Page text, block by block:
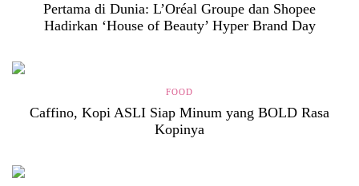
Pertama di Dunia: L’Oréal Groupe dan Shopee
Hadirkan ‘House of Beauty’ Hyper Brand Day
FOOD
Caffino, Kopi ASLI Siap Minum yang BOLD Rasa
Kopinya